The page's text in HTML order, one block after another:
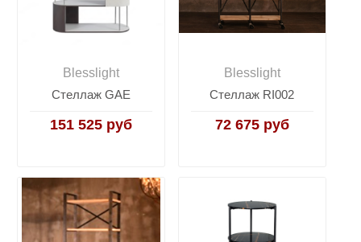
Blesslight
Стеллаж GAE
151 525 руб
Blesslight
Стеллаж RI002
72 675 руб